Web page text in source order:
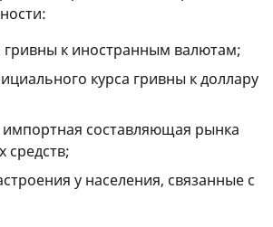
гривны к иностранным валютам;
курса гривны к доллару
импортная составляющая рынка
средств;
у населения, связанные с